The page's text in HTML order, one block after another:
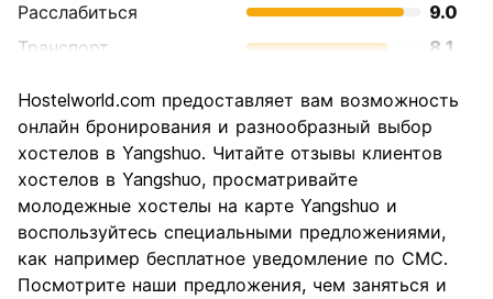
Расслабиться
9.0
Транспорт
8.1
достопримечательностей
9.3
Культура
8.1
Ночная жизнь
Соотношение цены и
качества
8.5
Hostelworld.com предоставляет вам возможность
онлайн бронирования и разнообразный выбор
хостелов в Yangshuo. Читайте отзывы клиентов
хостелов в Yangshuo, просматривайте
молодежные хостелы на карте Yangshuo и
воспользуйтесь специальными предложениями,
как например бесплатное уведомление по СМС.
Посмотрите наши предложения, чем заняться и